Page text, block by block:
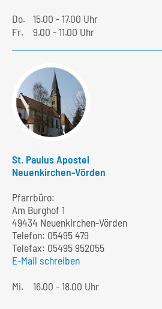
Do.
15.00 - 17.00 Uhr
Fr.
9.00 - 11.00 Uhr
St. Paulus Apostel
Neuenkirchen-Vörden
Pfarrbüro:
Am Burghof 1
49434 Neuenkirchen-Vörden
Telefon: 05495 479
Telefax: 05495 952055
E-Mail schreiben
Mi.
16.00 - 18.00 Uhr